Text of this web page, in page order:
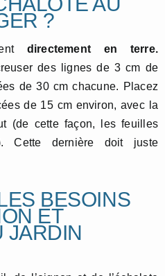
?
directement en terre.
des lignes de 3 cm de
de 30 cm chacune. Placez
de 15 cm environ, avec la
(de cette façon, les feuilles
Cette dernière doit juste
BESOINS
ET
JARDIN